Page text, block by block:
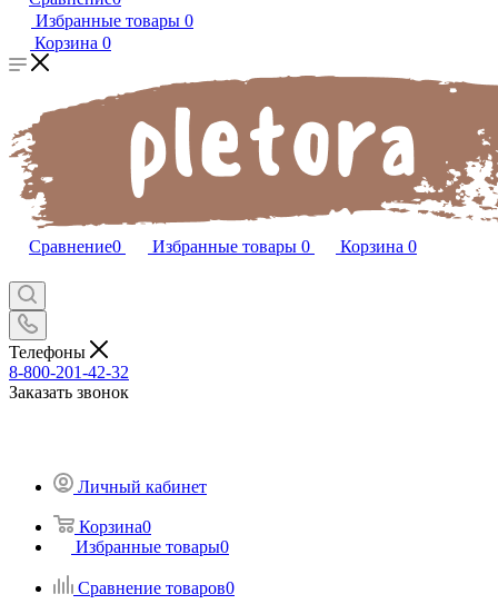
Избранные товары 0
Корзина 0
Сравнение0 Избранные товары 0 Корзина 0
Телефоны
8-800-201-42-32
Заказать звонок
Личный кабинет
Корзина0
Избранные товары0
Сравнение товаров0